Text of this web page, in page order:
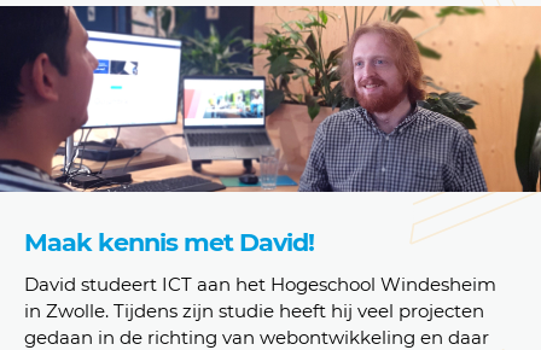
Maak kennis met David!
David studeert ICT aan het Hogeschool Windesheim
in Zwolle. Tijdens zijn studie heeft hij veel projecten
gedaan in de richting van webontwikkeling en daar